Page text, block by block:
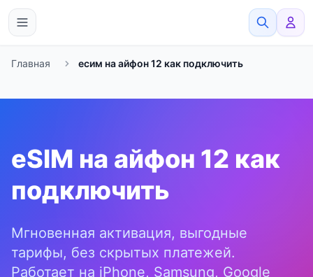
Главная есим на айфон 12 как подключить
eSIM на айфон 12 как
подключить
Мгновенная активация, выгодные
тарифы, без скрытых платежей.
Работает на iPhone, Samsung, Google